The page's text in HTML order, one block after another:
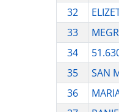
32
33
34
35
SAN
36